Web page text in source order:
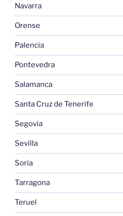
Navarra
Orense
Palencia
Pontevedra
Salamanca
Santa Cruz de Tenerife
Segovia
Sevilla
Soria
Tarragona
Teruel